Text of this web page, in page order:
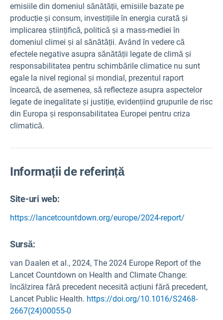
emisiile din domeniul sănătății, emisiile bazate pe
producție și consum, investițiile în energia curată și
implicarea științifică, politică și a mass-mediei în
domeniul climei și al sănătății. Având în vedere că
efectele negative asupra sănătății legate de climă și
responsabilitatea pentru schimbările climatice nu sunt
egale la nivel regional și mondial, prezentul raport
încearcă, de asemenea, să reflecteze asupra aspectelor
legate de inegalitate și justiție, evidențiind grupurile de risc
din Europa și responsabilitatea Europei pentru criza
climatică.
Informații de referință
Site-uri web:
https://lancetcountdown.org/europe/2024-report/
Sursă:
van Daalen et al., 2024, The 2024 Europe Report of the
Lancet Countdown on Health and Climate Change:
încălzirea fără precedent necesită acțiuni fără precedent,
Lancet Public Health. https://doi.org/10.1016/S2468-
2667(24)00055-0